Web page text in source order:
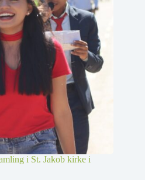
i St. Jakob kirke i